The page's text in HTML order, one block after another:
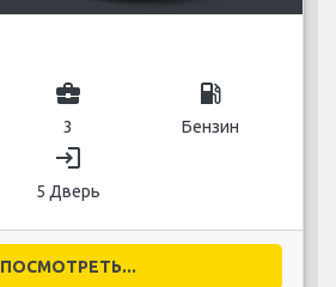
business_center
3
local_gas_station
Бензин
login
5 Дверь
ПОСМОТРЕТЬ...